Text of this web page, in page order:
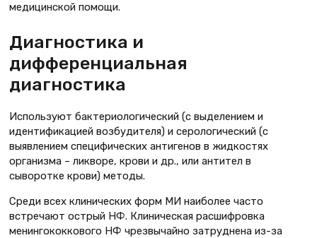
медицинской помощи.
Диагностика и
дифференциальная
диагностика
Используют бактериологический (с выделением и
идентификацией возбудителя) и серологический (c
выявлением специфических антигенов в жидкостях
организма – ликворе, крови и др., или антител в
сыворотке крови) методы.
Среди всех клинических форм МИ наиболее часто
встречают острый НФ. Клиническая расшифровка
менингококкового НФ чрезвычайно затруднена из-за